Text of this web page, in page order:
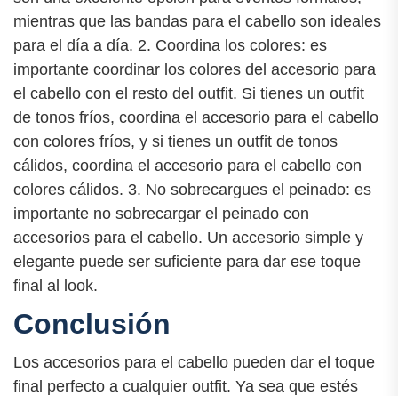
mientras que las bandas para el cabello son ideales
para el día a día. 2. Coordina los colores: es
importante coordinar los colores del accesorio para
el cabello con el resto del outfit. Si tienes un outfit
de tonos fríos, coordina el accesorio para el cabello
con colores fríos, y si tienes un outfit de tonos
cálidos, coordina el accesorio para el cabello con
colores cálidos. 3. No sobrecargues el peinado: es
importante no sobrecargar el peinado con
accesorios para el cabello. Un accesorio simple y
elegante puede ser suficiente para dar ese toque
final al look.
Conclusión
Los accesorios para el cabello pueden dar el toque
final perfecto a cualquier outfit. Ya sea que estés